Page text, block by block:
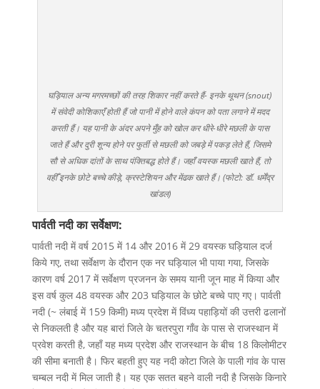
घड़ियाल अन्य मगरमच्छों की तरह शिकार नहीं करते हैं- इनके थूथन (snout)
में संवेदी कोशिकाएँ होती हैं जो पानी में होने वाले कंपन को पता लगाने में मदद
करती हैं। यह पानी के अंदर अपने मुँह को खोल कर धीरे-धीरे मछली के पास
जाते हैं और दुरी शून्य होने पर फुर्ती से मछली को जबड़े में पकड़ लेते हैं, जिसमे
सौ से अधिक दांतों के साथ पंक्तिबद्ध होते हैं। जहाँ वयस्क मछली खाते हैं, तो
वहीँ इनके छोटे बच्चे कीड़े, क्रस्टेशियन और मेंढक खाते हैं। (फोटो: डॉ. धर्मेंद्र
खांडल)
पार्वती नदी का सर्वेक्षण:
पार्वती नदी में वर्ष 2015 में 14 और 2016 में 29 वयस्क घड़ियाल दर्ज
किये गए, तथा सर्वेक्षण के दौरान एक नर घड़ियाल भी पाया गया, जिसके
कारण वर्ष 2017 में सर्वेक्षण प्रजनन के समय यानी जून माह में किया और
इस वर्ष कुल 48 वयस्क और 203 घड़ियाल के छोटे बच्चे पाए गए। पार्वती
नदी (~ लंबाई में 159 किमी) मध्य प्रदेश में विंध्य पहाड़ियों की उत्तरी ढलानों
से निकलती है और यह बारां जिले के चतरपुरा गाँव के पास से राजस्थान में
प्रवेश करती है, जहाँ यह मध्य प्रदेश और राजस्थान के बीच 18 किलोमीटर
की सीमा बनाती है। फिर बहती हुए यह नदी कोटा जिले के पाली गांव के पास
चम्बल नदी में मिल जाती है। यह एक सतत बहने वाली नदी है जिसके किनारे